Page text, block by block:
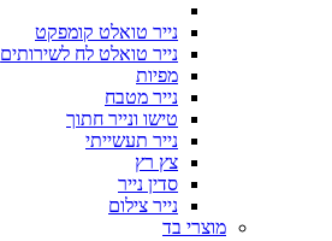
נייר טואלט קומפקט
נייר טואלט לח לשירותים
מפיות
נייר מטבח
טישו ונייר חתוך
נייר תעשייתי
צץ רץ
סדין נייר
נייר צילום
מוצרי בד